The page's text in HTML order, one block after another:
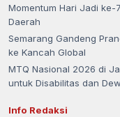
Momentum Hari Jadi ke-
Daerah
Semarang Gandeng
ke Kancah Global
MTQ Nasional 2026 di
untuk Disabilitas dan
Info Redaksi